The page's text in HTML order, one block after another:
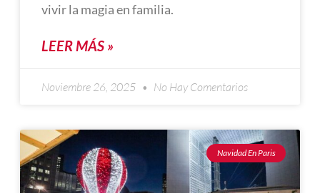
vivir la magia en familia.
LEER MÁS »
Noviembre 26, 2025 No Hay Comentarios
Navidad En Paris